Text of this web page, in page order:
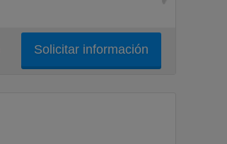
Solicitar información